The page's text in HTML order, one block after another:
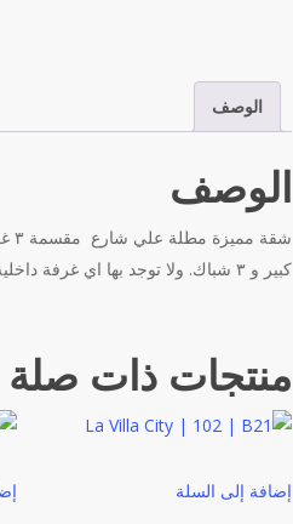
الوصف
الوصف
كبير و ٣ شباك. ولا توجد بها اي غرفة داخلية
منتجات ذات صلة
إضافة إلى السلة